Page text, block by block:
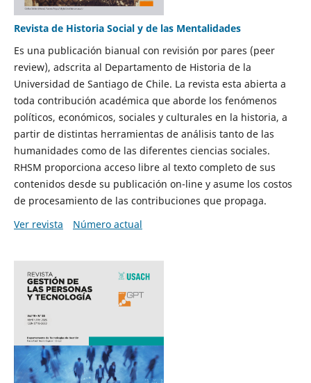
Revista de Historia Social y de las Mentalidades
Es una publicación bianual con revisión por pares (peer
review), adscrita al Departamento de Historia de la
Universidad de Santiago de Chile. La revista esta abierta a
toda contribución académica que aborde los fenómenos
políticos, económicos, sociales y culturales en la historia, a
partir de distintas herramientas de análisis tanto de las
humanidades como de las diferentes ciencias sociales.
RHSM proporciona acceso libre al texto completo de sus
contenidos desde su publicación on-line y asume los costos
de procesamiento de las contribuciones que propaga.
Ver revista
Número actual